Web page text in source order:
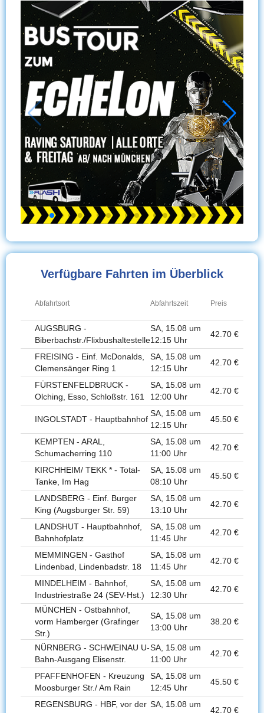
Verfügbare Fahrten im Überblick
Abfahrtsort Abfahrtszeit Preis
AUGSBURG -
Biberbachstr./Flixbushaltestelle
SA, 15.08 um
12:15 Uhr
42.70 €
FREISING - Einf. McDonalds,
Clemensänger Ring 1
SA, 15.08 um
12:15 Uhr
42.70 €
FÜRSTENFELDBRUCK -
Olching, Esso, Schloßstr. 161
SA, 15.08 um
12:00 Uhr
42.70 €
INGOLSTADT - Hauptbahnhof
SA, 15.08 um
12:15 Uhr
45.50 €
KEMPTEN - ARAL,
Schumacherring 110
SA, 15.08 um
11:00 Uhr
42.70 €
KIRCHHEIM/ TEKK * - Total-
Tanke, Im Hag
SA, 15.08 um
08:10 Uhr
45.50 €
LANDSBERG - Einf. Burger
King (Augsburger Str. 59)
SA, 15.08 um
13:10 Uhr
42.70 €
LANDSHUT - Hauptbahnhof,
Bahnhofplatz
SA, 15.08 um
11:45 Uhr
42.70 €
MEMMINGEN - Gasthof
Lindenbad, Lindenbadstr. 18
SA, 15.08 um
11:45 Uhr
42.70 €
MINDELHEIM - Bahnhof,
Industriestraße 24 (SEV-Hst.)
SA, 15.08 um
12:30 Uhr
42.70 €
MÜNCHEN - Ostbahnhof,
vorm Hamberger (Grafinger
Str.)
SA, 15.08 um
13:00 Uhr
38.20 €
NÜRNBERG - SCHWEINAU U-
Bahn-Ausgang Elisenstr.
SA, 15.08 um
11:00 Uhr
42.70 €
PFAFFENHOFEN - Kreuzung
Moosburger Str./ Am Rain
SA, 15.08 um
12:45 Uhr
45.50 €
REGENSBURG - HBF, vor der SA, 15.08 um
42.70 €